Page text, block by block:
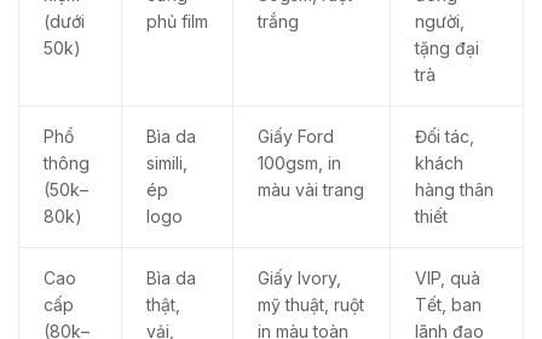
(dưới
50k)
phủ film
trắng
người,
tặng đại
trà
Phổ
thông
(50k–
80k)
Bìa da
simili,
ép
logo
Giấy Ford
100gsm, in
màu vài trang
Đối tác,
khách
hàng thân
thiết
Cao
cấp
(80k–
Bìa da
thật,
vải,
Giấy Ivory,
mỹ thuật, ruột
in màu toàn
VIP, quà
Tết, ban
lãnh đạo